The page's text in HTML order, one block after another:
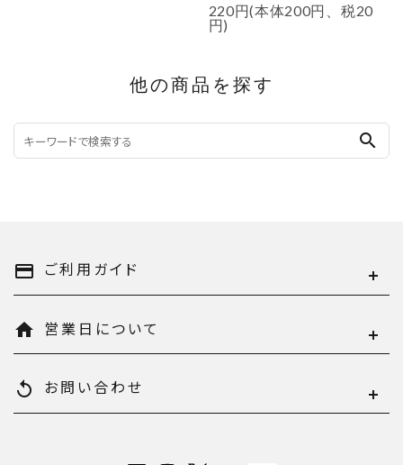
220円(本体200円、税20
円)
他の商品を探す
search
payment ご利用ガイド
home 営業日について
replay お問い合わせ